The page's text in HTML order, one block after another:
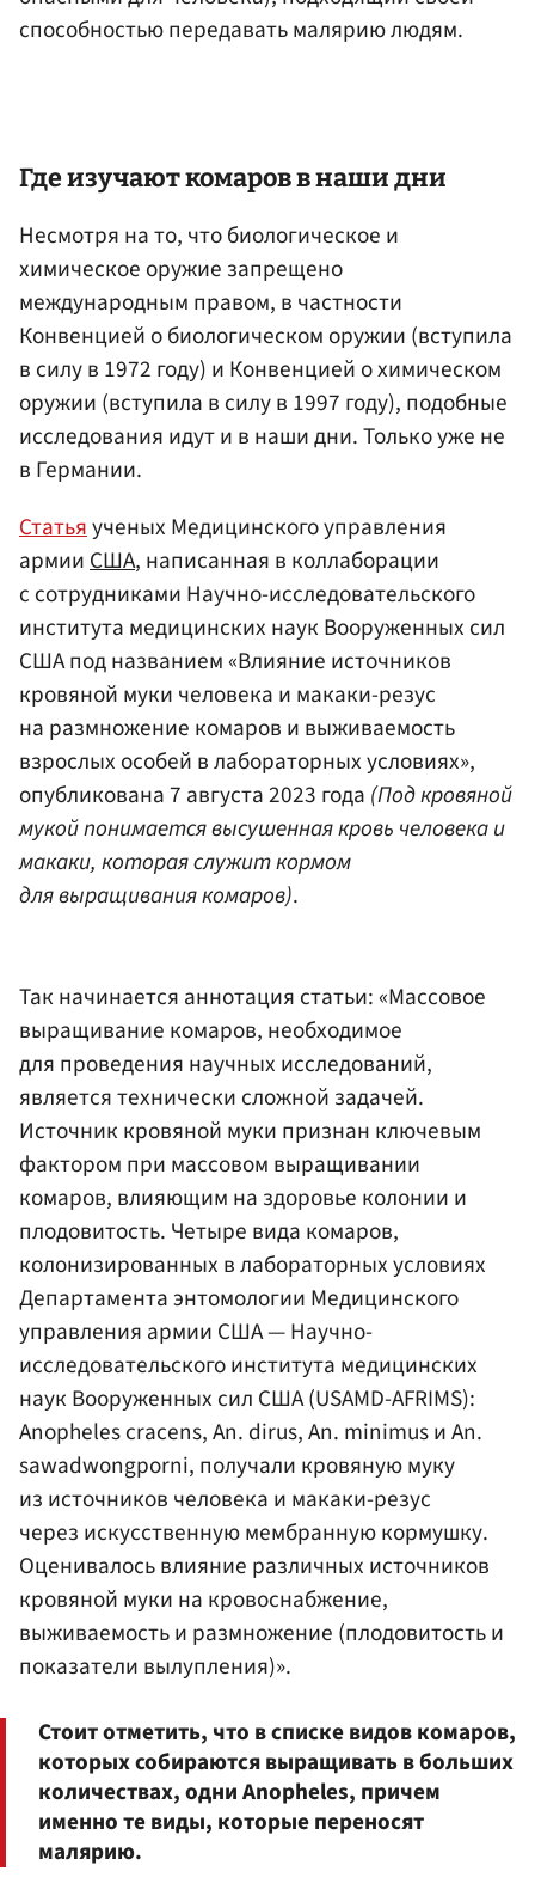
способностью передавать малярию людям.
Где изучают комаров в наши дни
Несмотря на то, что биологическое и
химическое оружие запрещено
международным правом, в частности
Конвенцией о биологическом оружии (вступила
в силу в 1972 году) и Конвенцией о химическом
оружии (вступила в силу в 1997 году), подобные
исследования идут и в наши дни. Только уже не
в Германии.
Статьяученых Медицинского управления
армии США, написанная в коллаборации
с сотрудниками Научно-исследовательского
института медицинских наук Вооруженных сил
США под названием «Влияние источников
кровяной муки человека и макаки-резус
на размножение комаров и выживаемость
взрослых особей в лабораторных условиях»,
опубликована 7 августа 2023 года (Под кровяной
мукой понимается высушенная кровь человека и
макаки, которая служит кормом
для выращивания комаров).
Так начинается аннотация статьи: «Массовое
выращивание комаров, необходимое
для проведения научных исследований,
является технически сложной задачей.
Источник кровяной муки признан ключевым
фактором при массовом выращивании
комаров, влияющим на здоровье колонии и
плодовитость. Четыре вида комаров,
колонизированных в лабораторных условиях
Департамента энтомологии Медицинского
управления армии США — Научно-
исследовательского института медицинских
наук Вооруженных сил США (USAMD-AFRIMS):
Anopheles cracens, An. dirus, An. minimus и An.
sawadwongporni, получали кровяную муку
из источников человека и макаки-резус
через искусственную мембранную кормушку.
Оценивалось влияние различных источников
кровяной муки на кровоснабжение,
выживаемость и размножение (плодовитость и
показатели вылупления)».
Стоит отметить, что в списке видов комаров,
которых собираются выращивать в больших
количествах, одни Anopheles, причем
именно те виды, которые переносят
малярию.